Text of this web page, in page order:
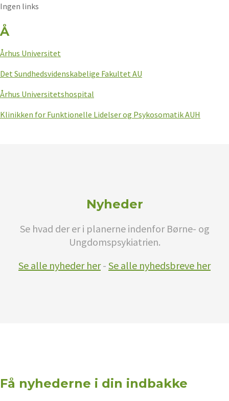
Ingen links
Å
Århus Universitet
Det Sundhedsvidenskabelige Fakultet AU
Århus Universitetshospital
Klinikken for Funktionelle Lidelser og Psykosomatik AUH
Nyheder
Se hvad der er i planerne indenfor Børne- og
Ungdomspsykiatrien.
Se alle nyheder her- Se alle nyhedsbreve her
Få nyhederne i din indbakke